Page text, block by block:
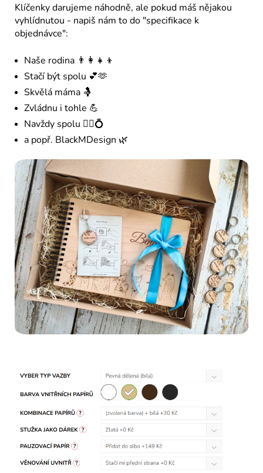
Klíčenky darujeme náhodně, ale pokud máš nějakou
vyhlídnutou - napiš nám to do "specifikace k
objednávce":
Naše rodina 👨‍👩‍👧‍👦
Stačí být spolu 💕🫶
Skvělá máma 🤱
Zvládnu i tohle 💪
Navždy spolu 👰‍♀️💍
a popř. BlackMDesign 🌿